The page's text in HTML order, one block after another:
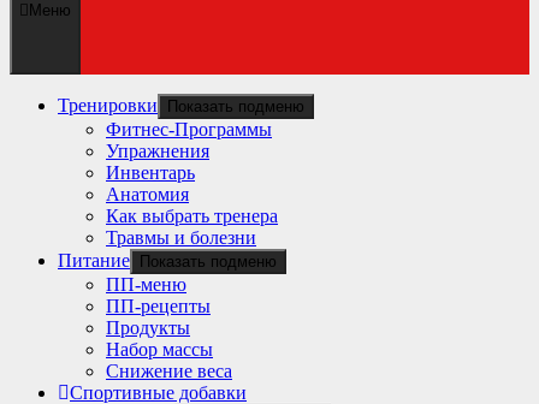
Меню
Тренировки Показать подменю
Фитнес-Программы
Упражнения
Инвентарь
Анатомия
Как выбрать тренера
Травмы и болезни
Питание
Показать подменю
ПП-меню
ПП-рецепты
Продукты
Набор массы
Снижение веса
Спортивные добавки